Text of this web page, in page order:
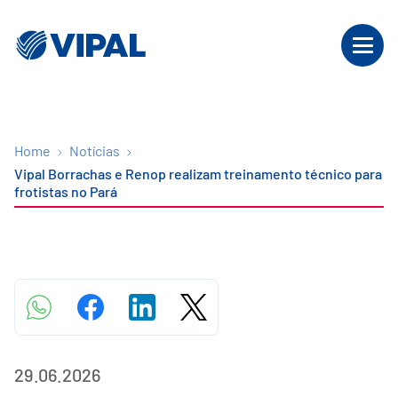
Home
Notícias
Vipal Borrachas e Renop realizam treinamento técnico para
frotistas no Pará
29.06.2026